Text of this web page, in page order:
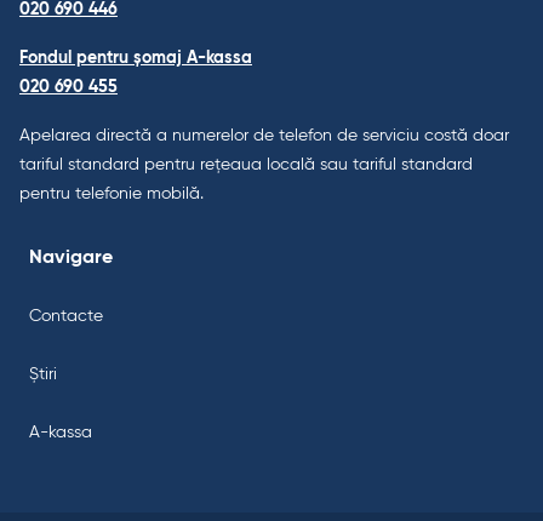
020 690 446
Fondul pentru șomaj A-kassa
020 690 455
Apelarea directă a numerelor de telefon de serviciu costă doar
tariful standard pentru rețeaua locală sau tariful standard
pentru telefonie mobilă.
Navigare
Contacte
Știri
A-kassa